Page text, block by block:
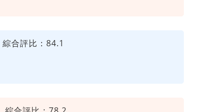
合評比：84.1